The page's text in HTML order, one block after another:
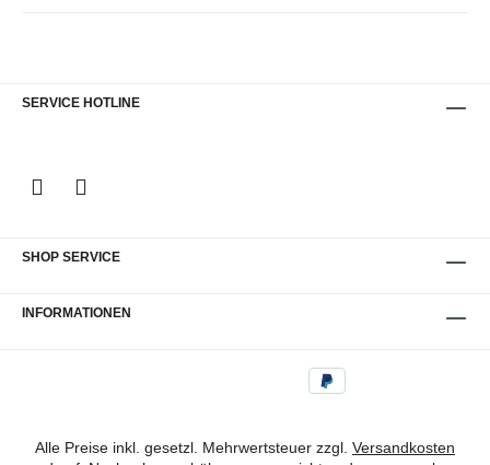
SERVICE HOTLINE
SHOP SERVICE
INFORMATIONEN
Alle Preise inkl. gesetzl. Mehrwertsteuer zzgl. Versandkosten